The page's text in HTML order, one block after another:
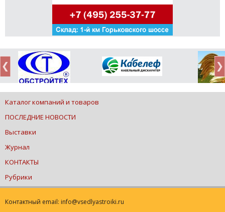
Каталог компаний и товаров
ПОСЛЕДНИЕ НОВОСТИ
Выставки
Журнал
КОНТАКТЫ
Рубрики
Контактный email: info@vsedlyastroiki.ru